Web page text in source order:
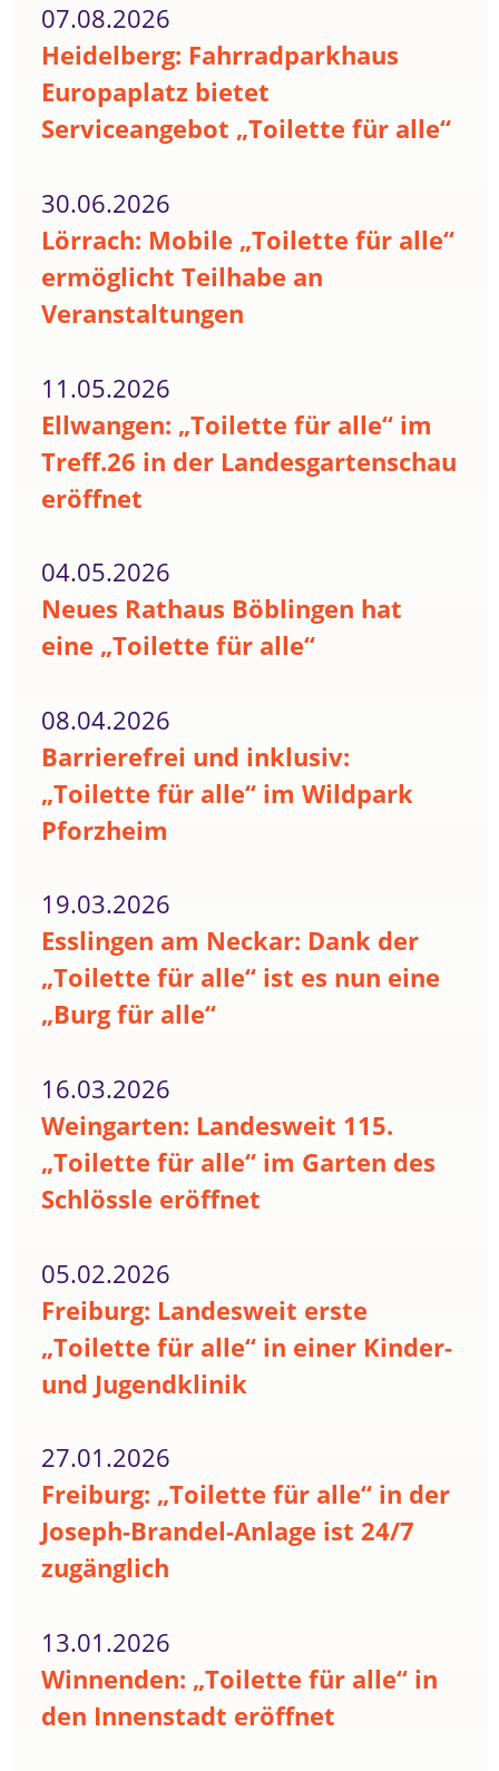
07.08.2026
Heidelberg: Fahrradparkhaus
Europaplatz bietet
Serviceangebot „Toilette für alle“
30.06.2026
Lörrach: Mobile „Toilette für alle“
ermöglicht Teilhabe an
Veranstaltungen
11.05.2026
Ellwangen: „Toilette für alle“ im
Treff.26 in der Landesgartenschau
eröffnet
04.05.2026
Neues Rathaus Böblingen hat
eine „Toilette für alle“
08.04.2026
Barrierefrei und inklusiv:
„Toilette für alle“ im Wildpark
Pforzheim
19.03.2026
Esslingen am Neckar: Dank der
„Toilette für alle“ ist es nun eine
„Burg für alle“
16.03.2026
Weingarten: Landesweit 115.
„Toilette für alle“ im Garten des
Schlössle eröffnet
05.02.2026
Freiburg: Landesweit erste
„Toilette für alle“ in einer Kinder-
und Jugendklinik
27.01.2026
Freiburg: „Toilette für alle“ in der
Joseph-Brandel-Anlage ist 24/7
zugänglich
13.01.2026
Winnenden: „Toilette für alle“ in
den Innenstadt eröffnet